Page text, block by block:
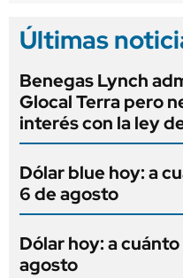
Últimas
Benegas Lynch
Glocal Terra pero
interés con la ley
Dólar blue hoy: a
6 de agosto
Dólar hoy: a
agosto